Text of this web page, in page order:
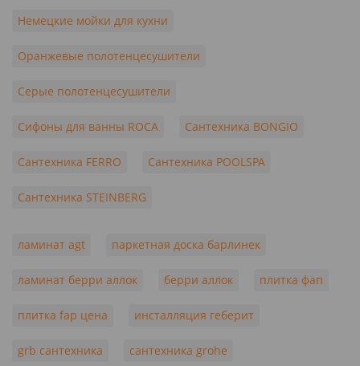
Немецкие мойки для кухни
Оранжевые полотенцесушители
Серые полотенцесушители
Сифоны для ванны ROCA Сантехника BONGIO
Сантехника FERRO Сантехника POOLSPA
Сантехника STEINBERG
ламинат agt паркетная доска барлинек
ламинат берри аллок берри аллок плитка фап
плитка fap цена инсталляция геберит
grb сантехника сантехника grohe